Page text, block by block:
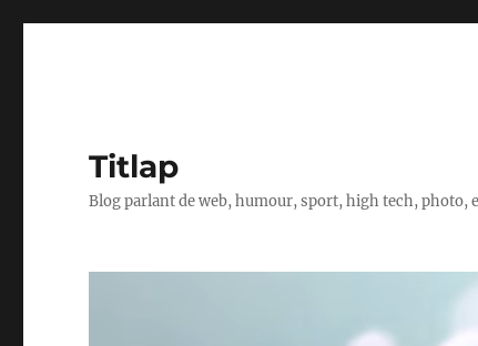
Titlap
Blog parlant de web, humour, sport, high tech, photo,